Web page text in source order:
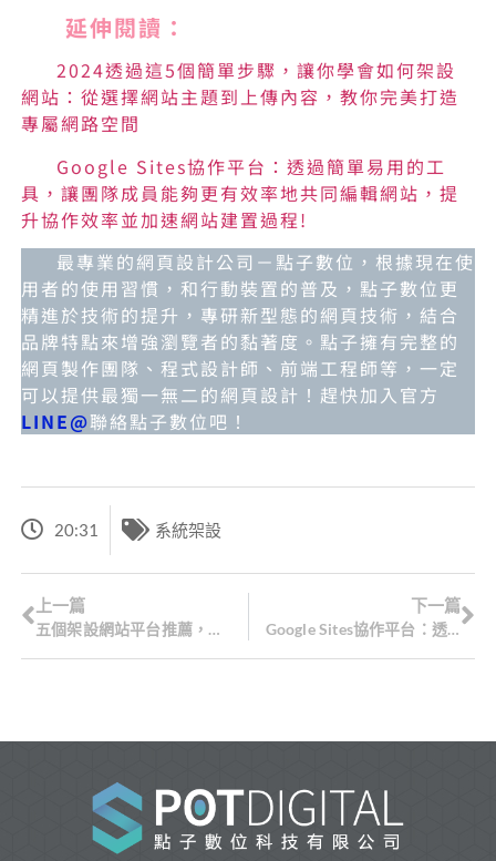
延伸閱讀：
2024透過這5個簡單步驟，讓你學會如何架設
網站：從選擇網站主題到上傳內容，教你完美打造
專屬網路空間
Google Sites協作平台：透過簡單易用的工
具，讓團隊成員能夠更有效率地共同編輯網站，提
升協作效率並加速網站建置過程!
最專業的網頁設計公司－點子數位，根據現在使
用者的使用習慣，和行動裝置的普及，點子數位更
精進於技術的提升，專研新型態的網頁技術，結合
品牌特點來增強瀏覽者的黏著度。點子擁有完整的
網頁製作團隊、程式設計師、前端工程師等，一定
可以提供最獨一無二的網頁設計！趕快加入官方
LINE@聯絡點子數位吧！
20:31 系統架設
上一篇
五個架設網站平台推薦，讓您輕鬆打造專屬網站，提供多樣化的設計選擇和強大的功能，讓您輕鬆建立專業形象，吸引更多客戶！
下一篇
Google Sites協作平台：透過簡單易用的工具，讓團隊成員能夠更有效率地共同編輯網站，提升協作效率並加速網站建置過程!